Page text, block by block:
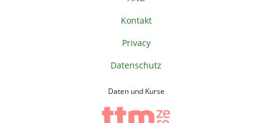
Kontakt
Privacy
Datenschutz
Daten und Kurse